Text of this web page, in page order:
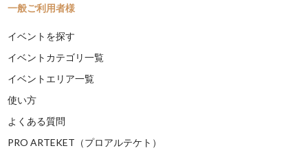
一般ご利用者様
イベントを探す
イベントカテゴリ一覧
イベントエリア一覧
使い方
よくある質問
PRO ARTEKET（プロアルテケト）